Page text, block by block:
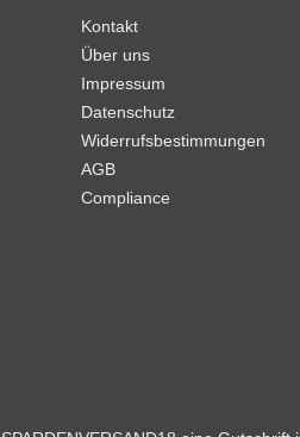
Kontakt
Über uns
Impressum
Datenschutz
Widerrufsbestimmungen
AGB
Compliance